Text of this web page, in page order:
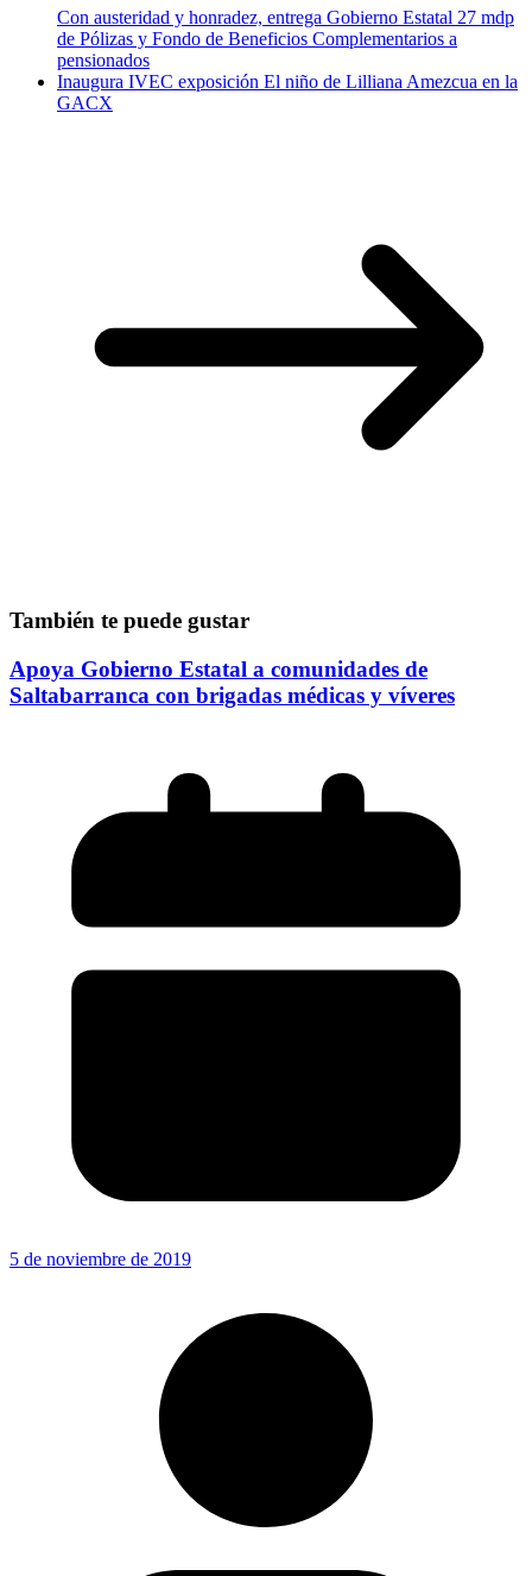
Con austeridad y honradez, entrega Gobierno Estatal 27 mdp
de Pólizas y Fondo de Beneficios Complementarios a
pensionados
Inaugura IVEC exposición El niño de Lilliana Amezcua en la
GACX
También te puede gustar
Apoya Gobierno Estatal a comunidades de
Saltabarranca con brigadas médicas y víveres
5 de noviembre de 2019